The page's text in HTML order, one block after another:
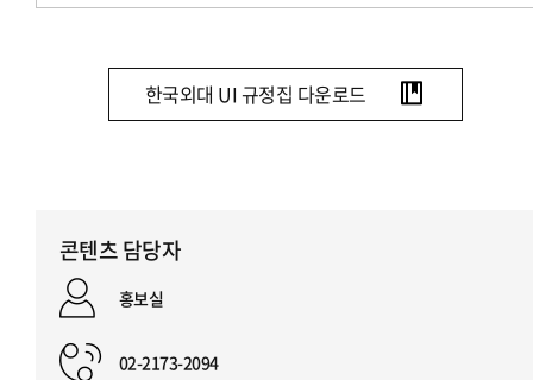
한국외대 UI 규정집 다운로드
콘텐츠 담당자
홍보실
02-2173-2094